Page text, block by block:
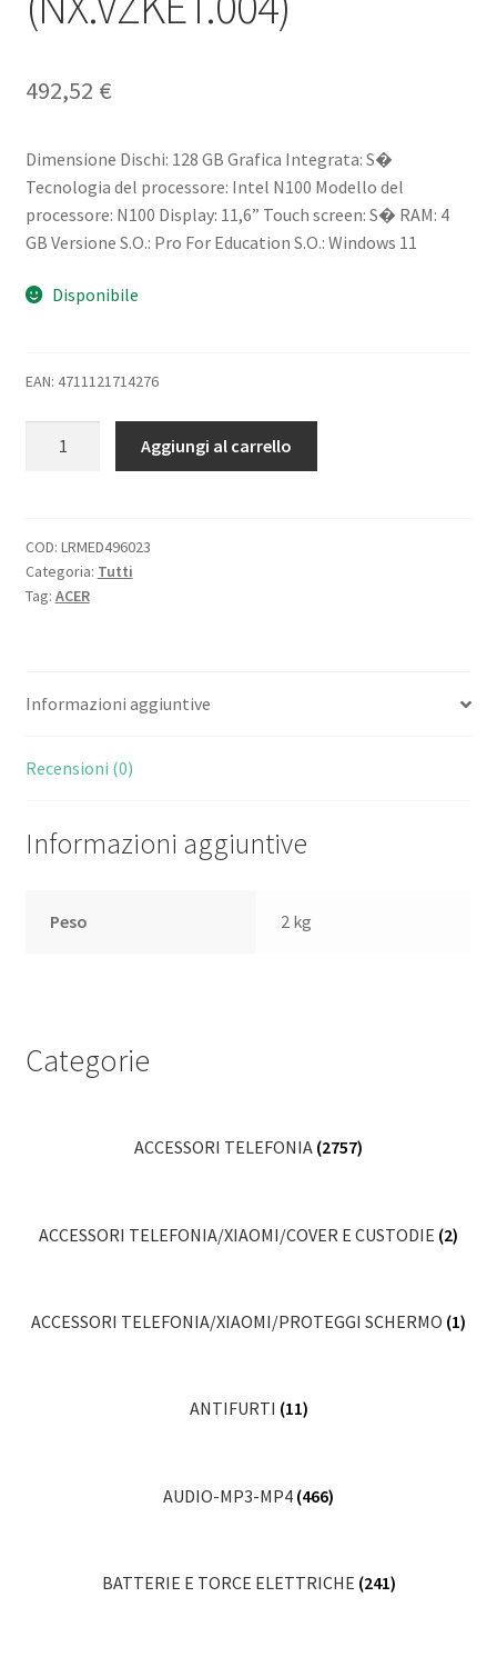
492,52 €
Dimensione Dischi: 128 GB Grafica Integrata: S�
Tecnologia del processore: Intel N100 Modello del
processore: N100 Display: 11,6” Touch screen: S� RAM: 4
GB Versione S.O.: Pro For Education S.O.: Windows 11
Disponibile
EAN: 4711121714276
11
TMB311RN-
33-
TOUCH
INTEL
GHz
SSD
WIN
Aggiungi al carrello
COD: LRMED496023
Categoria: Tutti
Tag: ACER
Informazioni aggiuntive
Recensioni (0)
Informazioni aggiuntive
Peso 2 kg
Categorie
ACCESSORI TELEFONIA (2757)
ACCESSORI TELEFONIA/XIAOMI/COVER E CUSTODIE (2)
ACCESSORI TELEFONIA/XIAOMI/PROTEGGI SCHERMO (1)
ANTIFURTI (11)
AUDIO-MP3-MP4 (466)
BATTERIE E TORCE ELETTRICHE (241)